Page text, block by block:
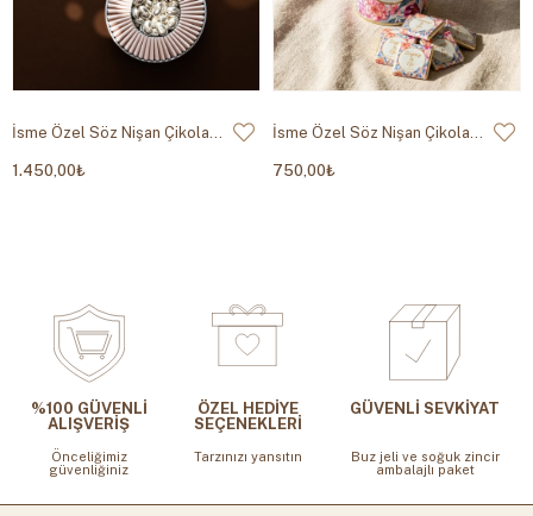
1.450,00₺ 750,00₺
%100 GÜVENLİ
ALIŞVERİŞ
Önceliğimiz
güvenliğiniz
ÖZEL HEDİYE
SEÇENEKLERİ
Tarzınızı yansıtın
GÜVENLİ SEVKİYAT
Buz jeli ve soğuk zincir
ambalajlı paket